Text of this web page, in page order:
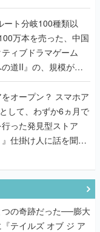
』で初タッグを組
訊く開発秘話
ト分岐100種類以
万本を売った、中国
ィブドラマゲーム
の道II』の、規模が違
ーサーに聞いた
プン？ スマホア
して、わずか6ヵ月で
った発見型ストア
』仕掛け人に話を聞い
つの奇跡だった──膨大
テイルズ オブ ジ ア